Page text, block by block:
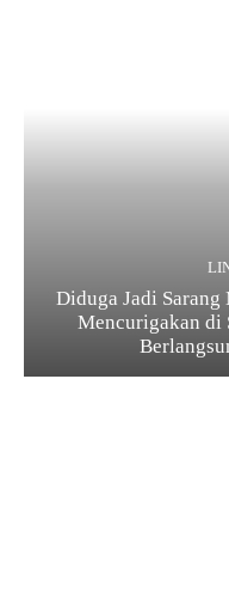
Diduga Jadi
Mencurigakan di